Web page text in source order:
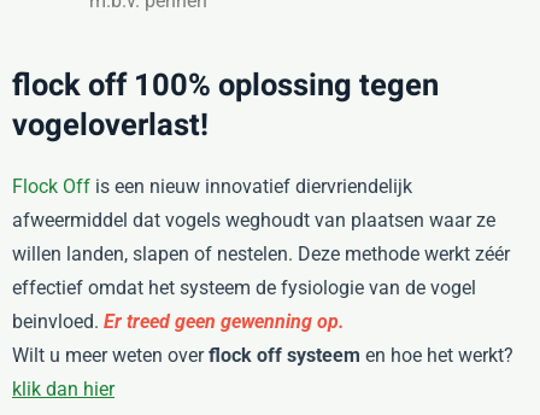
flock off 100% oplossing tegen
vogeloverlast!
Flock Off is een nieuw innovatief diervriendelijk
afweermiddel dat vogels weghoudt van plaatsen waar ze
willen landen, slapen of nestelen. Deze methode werkt zéér
effectief omdat het systeem de fysiologie van de vogel
beinvloed. Er treed geen gewenning op.
Wilt u meer weten overflock off systeem en hoe het werkt?
klik dan hier